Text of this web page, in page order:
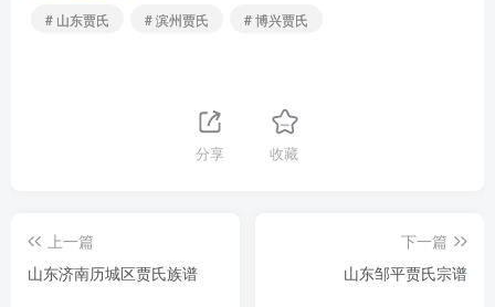
# 山东贾氏
# 滨州贾氏 # 博兴贾氏
分享 收藏
上一篇
山东济南历城区贾氏族谱
下一篇
山东邹平贾氏宗谱